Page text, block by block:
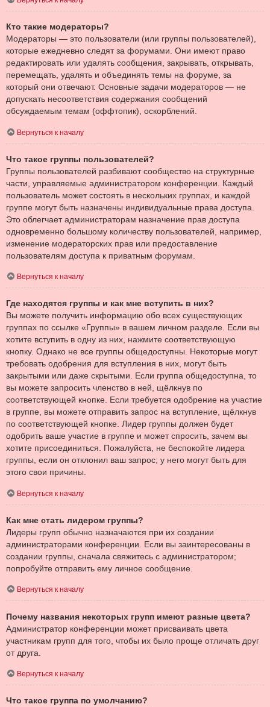
Кто такие модераторы?
Модераторы — это пользователи (или группы пользователей),
которые ежедневно следят за форумами. Они имеют право
редактировать или удалять сообщения, закрывать, открывать,
перемещать, удалять и объединять темы на форуме, за
который они отвечают. Основные задачи модераторов — не
допускать несоответствия содержания сообщений
обсуждаемым темам (оффтопик), оскорблений.
Вернуться к началу
Что такое группы пользователей?
Группы пользователей разбивают сообщество на структурные
части, управляемые администратором конференции. Каждый
пользователь может состоять в нескольких группах, и каждой
группе могут быть назначены индивидуальные права доступа.
Это облегчает администраторам назначение прав доступа
одновременно большому количеству пользователей, например,
изменение модераторских прав или предоставление
пользователям доступа к приватным форумам.
Вернуться к началу
Где находятся группы и как мне вступить в них?
Вы можете получить информацию обо всех существующих
группах по ссылке «Группы» в вашем личном разделе. Если вы
хотите вступить в одну из них, нажмите соответствующую
кнопку. Однако не все группы общедоступны. Некоторые могут
требовать одобрения для вступления в них, могут быть
закрытыми или даже скрытыми. Если группа общедоступна, то
вы можете запросить членство в ней, щёлкнув по
соответствующей кнопке. Если требуется одобрение на участие
в группе, вы можете отправить запрос на вступление, щёлкнув
по соответствующей кнопке. Лидер группы должен будет
одобрить ваше участие в группе и может спросить, зачем вы
хотите присоединиться. Пожалуйста, не беспокойте лидера
группы, если он отклонил ваш запрос; у него могут быть для
этого свои причины.
Вернуться к началу
Как мне стать лидером группы?
Лидеры групп обычно назначаются при их создании
администраторами конференции. Если вы заинтересованы в
создании группы, сначала свяжитесь с администратором;
попробуйте отправить ему личное сообщение.
Вернуться к началу
Почему названия некоторых групп имеют разные цвета?
Администратор конференции может присваивать цвета
участникам групп для того, чтобы их было проще отличать друг
от друга.
Вернуться к началу
Что такое группа по умолчанию?